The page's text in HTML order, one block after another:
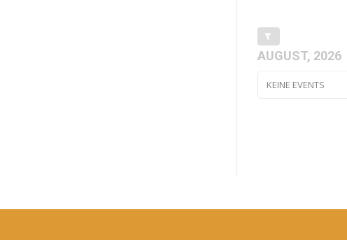
AUGUST, 2026
KEINE EVENTS